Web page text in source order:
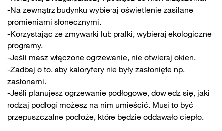
-Na zewnątrz budynku wybieraj oświetlenie zasilane
promieniami słonecznymi.
-Korzystając ze zmywarki lub pralki, wybieraj ekologiczne
programy.
-Jeśli masz włączone ogrzewanie, nie otwieraj okien.
-Zadbaj o to, aby kaloryfery nie były zasłonięte np.
zasłonami.
-Jeśli planujesz ogrzewanie podłogowe, dowiedz się, jaki
rodzaj podłogi możesz na nim umieścić. Musi to być
przepuszczalne podłoże, które będzie oddawało ciepło.